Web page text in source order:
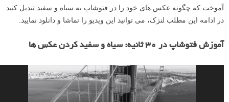
آموخت که چگونه عکس های خود را در فتوشاپ به سیاه و سفید تبدیل کنید.
در ادامه این مطلب لنزک، می توانید این ویدیو را تماشا و دانلود نمایید.
آموزش فتوشاپ در ۳۰ ثانیه: سیاه و سفید کردن عکس ها